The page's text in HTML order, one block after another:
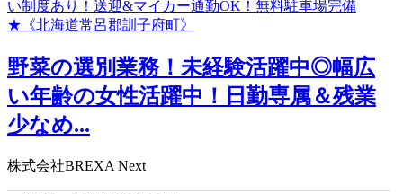
野菜の選別業務！未経験活躍中◎幅広
い年齢の女性活躍中！日勤専属＆残業
少なめ...
株式会社BREXA Next